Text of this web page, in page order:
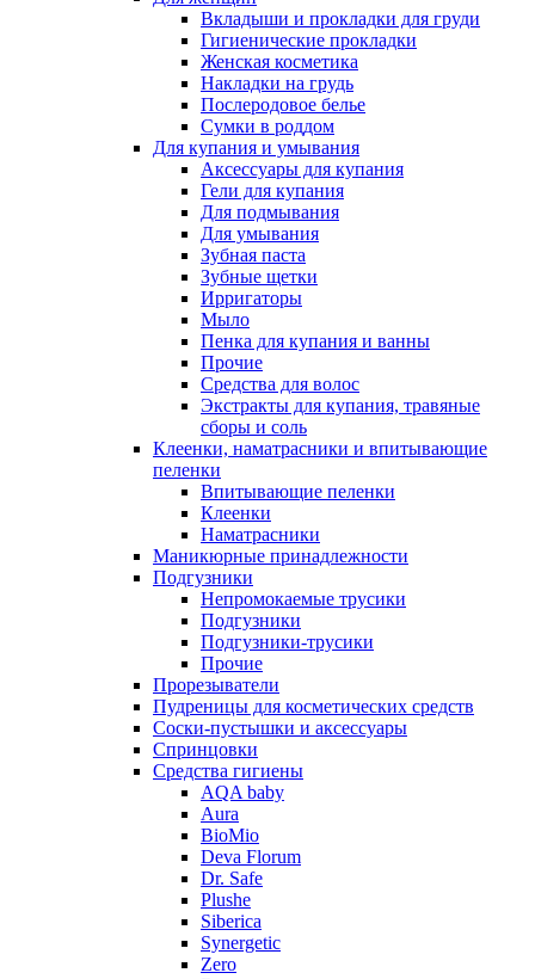
Вкладыши и прокладки для груди
Гигиенические прокладки
Женская косметика
Накладки на грудь
Послеродовое белье
Сумки в роддом
Для купания и умывания
Аксессуары для купания
Гели для купания
Для подмывания
Для умывания
Зубная паста
Зубные щетки
Ирригаторы
Мыло
Пенка для купания и ванны
Прочие
Средства для волос
Экстракты для купания, травяные
сборы и соль
Клеенки, наматрасники и впитывающие
пеленки
Впитывающие пеленки
Клеенки
Наматрасники
Маникюрные принадлежности
Подгузники
Непромокаемые трусики
Подгузники
Подгузники-трусики
Прочие
Прорезыватели
Пудреницы для косметических средств
Соски-пустышки и аксессуары
Спринцовки
Средства гигиены
AQA baby
Aura
BioMio
Deva Florum
Dr. Safe
Plushe
Siberica
Synergetic
Zero